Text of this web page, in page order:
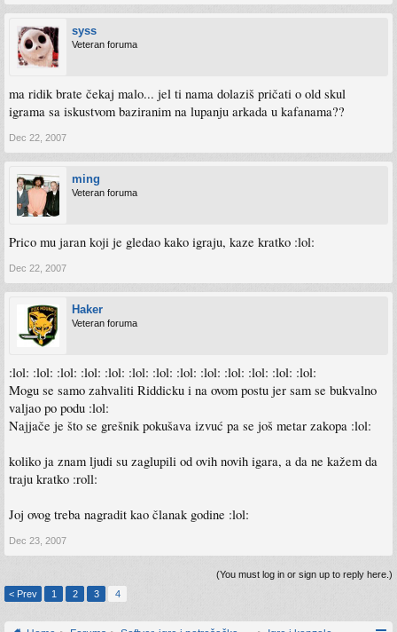
syss
Veteran foruma
ma ridik brate čekaj malo... jel ti nama dolaziš pričati o old skul
igrama sa iskustvom baziranim na lupanju arkada u kafanama??
Dec 22, 2007
ming
Veteran foruma
Prico mu jaran koji je gledao kako igraju, kaze kratko :lol:
Dec 22, 2007
Haker
Veteran foruma
:lol: :lol: :lol: :lol: :lol: :lol: :lol: :lol: :lol: :lol: :lol: :lol: :lol:
Mogu se samo zahvaliti Riddicku i na ovom postu jer sam se bukvalno
valjao po podu :lol:
Najjače je što se grešnik pokušava izvuć pa se još metar zakopa :lol:
koliko ja znam ljudi su zaglupili od ovih novih igara, a da ne kažem da
traju kratko :roll:
Joj ovog treba nagradit kao članak godine :lol:
Dec 23, 2007
(You must log in or sign up to reply here.)
< Prev
1 2 3 4